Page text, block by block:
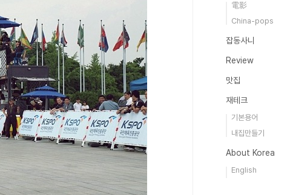
電影
China-pops
잡동사니
Review
맛집
재테크
기본용어
내집만들기
About Korea
English